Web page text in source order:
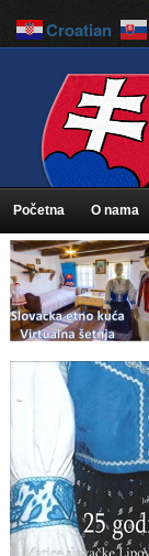
Početna O nama
Croatian